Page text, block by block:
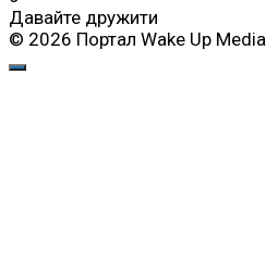
Давайте дружити
© 2026 Портал Wake Up Media